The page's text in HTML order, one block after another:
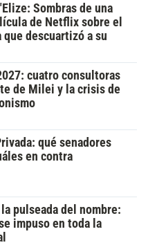
Sombras de una
de Netflix sobre el
que descuartizó a su
cuatro consultoras
de Milei y la crisis de
qué senadores
en contra
pulseada del nombre:
impuso en toda la